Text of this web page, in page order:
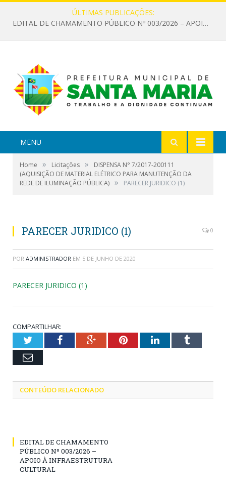
ÚLTIMAS PUBLICAÇÕES:
EDITAL DE CHAMAMENTO PÚBLICO Nº 003/2026 – APOIO À INFRAESTRUTURA CULTURAL
MENU
Home » Licitações »
DISPENSA N° 7/2017-200111
(AQUISIÇÃO DE MATERIAL ELÉTRICO PARA MANUTENÇÃO DA
REDE DE ILUMINAÇÃO PÚBLICA) » PARECER JURIDICO (1)
PARECER JURIDICO (1) 0
POR ADMINISTRADOR EM 5 DE JUNHO DE 2020
PARECER JURIDICO (1)
COMPARTILHAR:
TwitterFacebookGoogle+PinterestLinkedInTumblr
Email
CONTEÚDO RELACIONADO
EDITAL DE CHAMAMENTO
PÚBLICO Nº 003/2026 –
APOIO À INFRAESTRUTURA
CULTURAL